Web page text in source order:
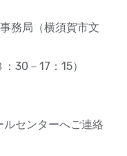
務局（横須賀市文
30－17：15）
センターへご連絡